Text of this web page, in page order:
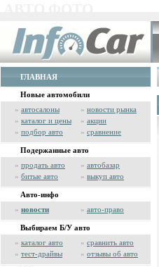
ГЛАВНАЯ
Новые автомобили
» автосалоны » новости рынка
» каталог и цены » акции
» подбор авто » сравнение
Подержанные авто
» продать авто » автобазар
» битые авто » выкуп авто
Авто-инфо
» новости » авто-право
Выбираем Б/У авто
» каталог авто » сравнить авто
» тест-драйвы » отзывы об авто